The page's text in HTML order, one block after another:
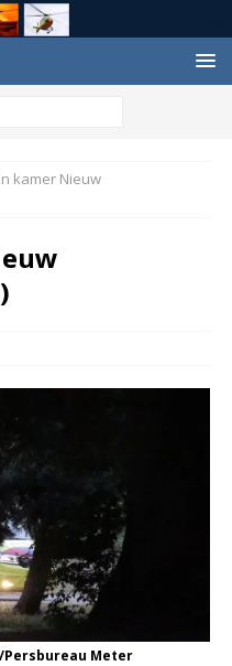
kamer Nieuw
Persbureau Meter